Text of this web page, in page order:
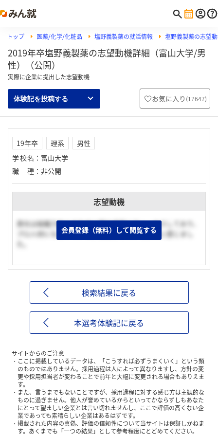
トップ 医薬/化学/化粧品 塩野義製薬の就活情報 塩野義製薬の志望
2019年卒塩野義製薬の志望動機詳細（富山大学/男
性）（公開）
実際に企業に提出した志望動機
体験記を投稿する お気に入り (17647)
19年卒 理系
男性
学校名 ： 富山大学
職種 ： 非公開
志望動機
貴社は組織力向上のために個の成長にフォーカスしており、
プロ人材になるシステムが構築されているように感じまし
会員登録（無料）して閲覧する
検索結果に戻る
本選考体験記に戻る
サイトからのご注意
ここに掲載しているデータは、「こうすれば必ずうまくいく」という類
のものではありません。採用過程は人によって異なりますし、方針の変
更や採用担当者が変わることで前年と大幅に変更される場合もありえま
す。
また、言うまでもないことですが、採用過程に対する感じ方は主観的な
ものに過ぎません。他人が誉めているからといってかならずしもあなた
にとって望ましい企業とは言い切れませんし、ここで評価の高くない企
業であっても素晴らしい企業はあるはずです。
掲載された内容の真偽、評価の信頼性について当サイトは保証しかねま
す。あくまでも「一つの結果」として参考程度にとどめてください。